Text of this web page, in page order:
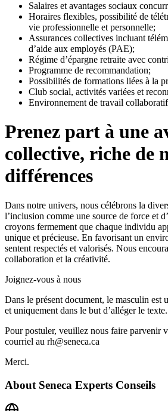
Salaires et avantages sociaux
Horaires flexibles, possibilité de
vie professionnelle et personnelle;
Assurances collectives incluant
d’aide aux employés (PAE);
Régime d’épargne retraite avec
Programme de recommandation;
Possibilités de formations liées à la
Club social, activités variées et
Environnement de travail
Prenez part à une
collective, riche de
différences
Dans notre univers, nous célébrons la
l’inclusion comme une source de force et
croyons fermement que chaque individu
unique et précieuse. En favorisant un
sentent respectés et valorisés. Nous
collaboration et la créativité.
Joignez-vous à nous
Dans le présent document, le masculin est
et uniquement dans le but d’alléger le texte.
Pour postuler, veuillez nous faire parvenir
courriel au rh@seneca.ca
Merci.
About Seneca Experts Conseils